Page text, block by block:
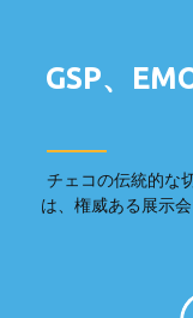
GSP、
チェコの伝統的な
は、権威ある展示